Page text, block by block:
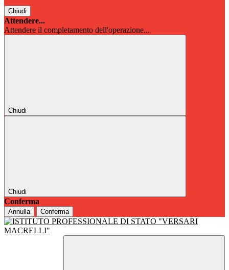
Chiudi
Attendere...
Attendere il completamento dell'operazione...
Chiudi
Chiudi
Conferma
Annulla Conferma